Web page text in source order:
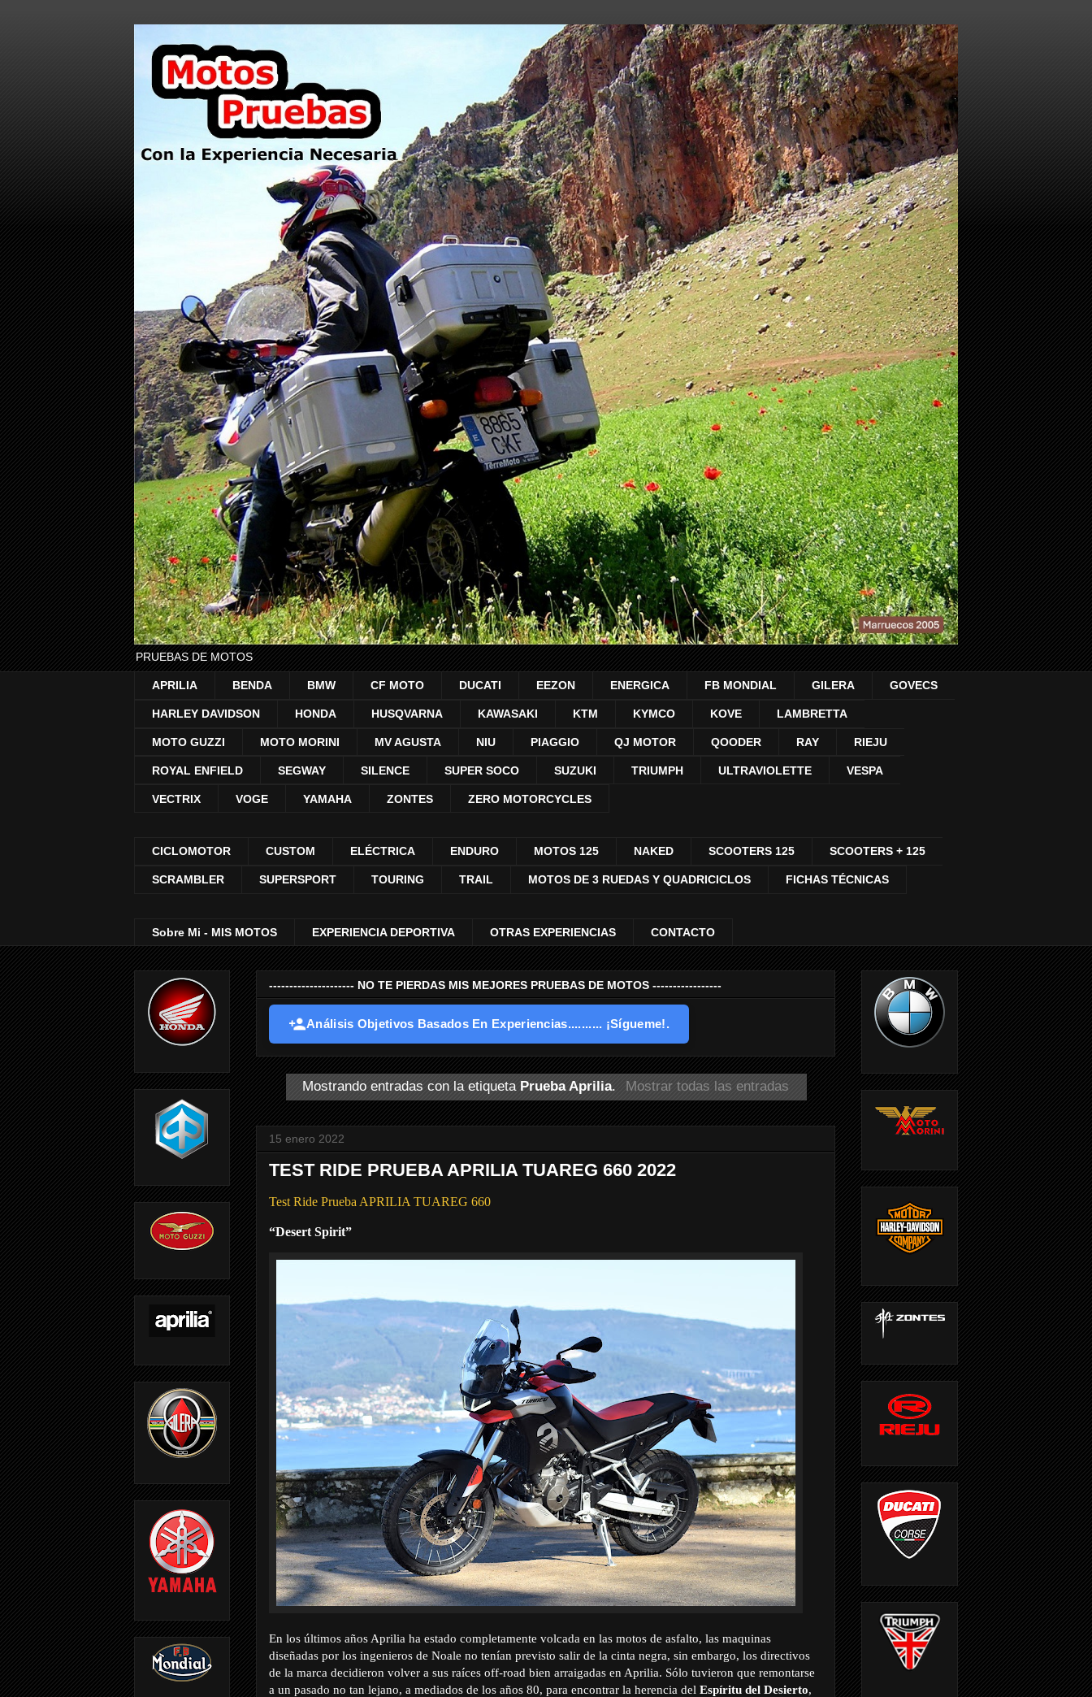
PRUEBAS DE MOTOS
APRILIA BENDA BMW CF MOTO DUCATI EEZON ENERGICA FB MONDIAL GILERA GOVECS
HARLEY DAVIDSON HONDA HUSQVARNA KAWASAKI KTM KYMCO KOVE LAMBRETTA
MOTO GUZZI MOTO MORINI MV AGUSTA NIU PIAGGIO QJ MOTOR QOODER RAY RIEJU
ROYAL ENFIELD SEGWAY SILENCE SUPER SOCO SUZUKI TRIUMPH ULTRAVIOLETTE VESPA
VECTRIX VOGE YAMAHA ZONTES ZERO MOTORCYCLES
CICLOMOTOR CUSTOM ELÉCTRICA ENDURO MOTOS 125 NAKED SCOOTERS 125 SCOOTERS + 125
SCRAMBLER SUPERSPORT TOURING TRAIL MOTOS DE 3 RUEDAS Y QUADRICICLOS FICHAS TÉCNICAS
Sobre Mi - MIS MOTOS EXPERIENCIA DEPORTIVA OTRAS EXPERIENCIAS CONTACTO
--------------------- NO TE PIERDAS MIS MEJORES PRUEBAS DE MOTOS -----------------
Análisis Objetivos Basados En Experiencias.......... ¡Sígueme!.
Mostrando entradas con la etiqueta Prueba Aprilia. Mostrar todas las entradas
15 enero 2022
TEST RIDE PRUEBA APRILIA TUAREG 660 2022
Test Ride Prueba APRILIA TUAREG 660
“Desert Spirit”
En los últimos años Aprilia ha estado completamente volcada en las motos de asfalto, las maquinas
diseñadas por los ingenieros de Noale no tenían previsto salir de la cinta negra, sin embargo, los directivos
de la marca decidieron volver a sus raíces off-road bien arraigadas en Aprilia. Sólo tuvieron que remontarse
a un pasado no tan lejano, a mediados de los años 80, para encontrar la herencia del Espíritu del Desierto,